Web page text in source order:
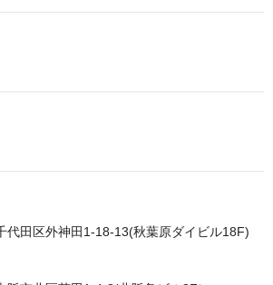
代田区外神田1-18-13(秋葉原ダイビル18F)